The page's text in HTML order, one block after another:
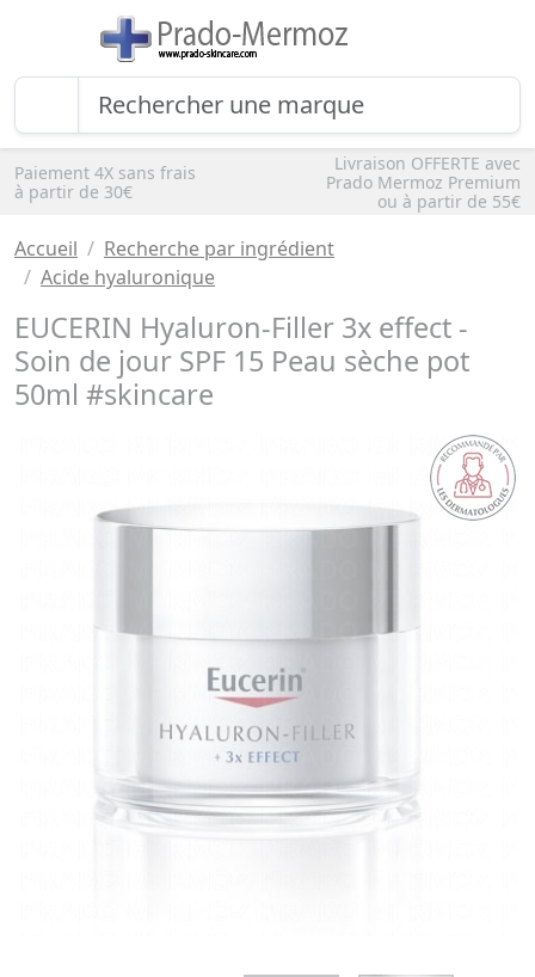
Paiement 4X sans frais
à partir de 30€
Livraison OFFERTE avec
Prado Mermoz Premium
ou à partir de 55€
Accueil
Recherche par ingrédient
Acide hyaluronique
EUCERIN Hyaluron-Filler 3x effect -
Soin de jour SPF 15 Peau sèche pot
50ml #skincare